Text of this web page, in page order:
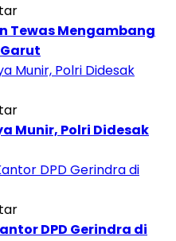
Tewas Mengambang
Munir, Polri Didesak
DPD Gerindra di